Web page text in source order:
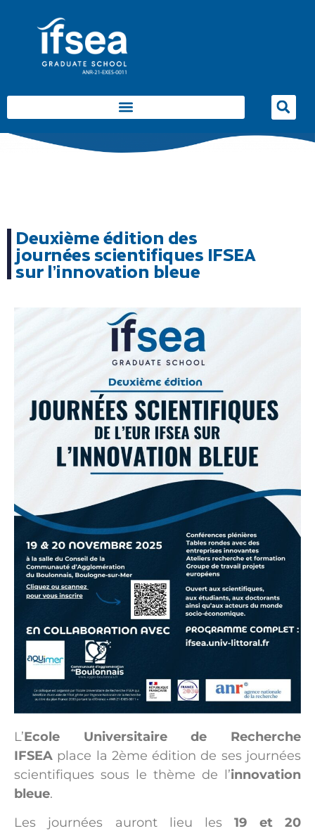
Deuxième édition des
journées scientifiques IFSEA
sur l’innovation bleue
L’Ecole Universitaire de Recherche
IFSEA place la 2ème édition de ses journées
scientifiques sous le thème de l’innovation
bleue.
Les journées auront lieu les19 et 20